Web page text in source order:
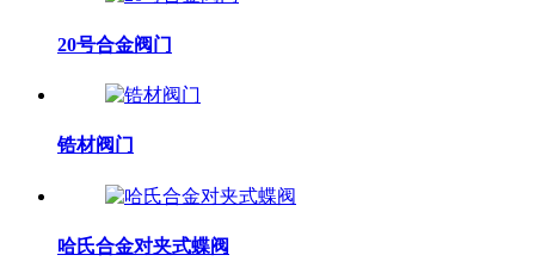
20号合金阀门
锆材阀门
哈氏合金对夹式蝶阀